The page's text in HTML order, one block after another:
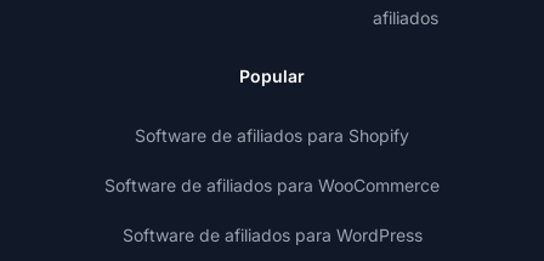
afiliados
Popular
Software de afiliados para Shopify
Software de afiliados para WooCommerce
Software de afiliados para WordPress